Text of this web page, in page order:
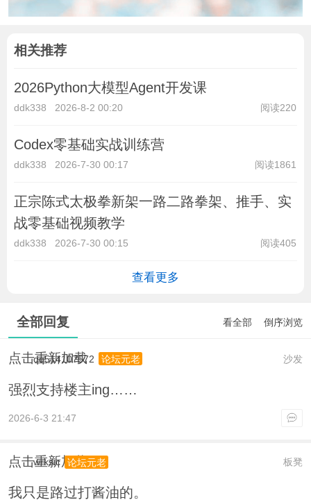
相关推荐
2026Python大模型Agent开发课
ddk338 2026-8-2 00:20 阅读220
Codex零基础实战训练营
ddk338 2026-7-30 00:17 阅读1861
正宗陈式太极拳新架一路二路拳架、推手、实
战零基础视频教学
ddk338 2026-7-30 00:15 阅读405
查看更多
全部回复 看全部 倒序浏览
点击重新加载 沙发
qq514107572 论坛元老
强烈支持楼主ing……
2026-6-3 21:47
点击重新加载 板凳
wrksic 论坛元老
我只是路过打酱油的。